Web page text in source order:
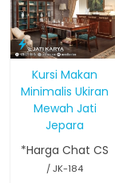
Kursi Makan
Minimalis Ukiran
Mewah Jati
Jepara
*Harga Chat CS
/ JK-184